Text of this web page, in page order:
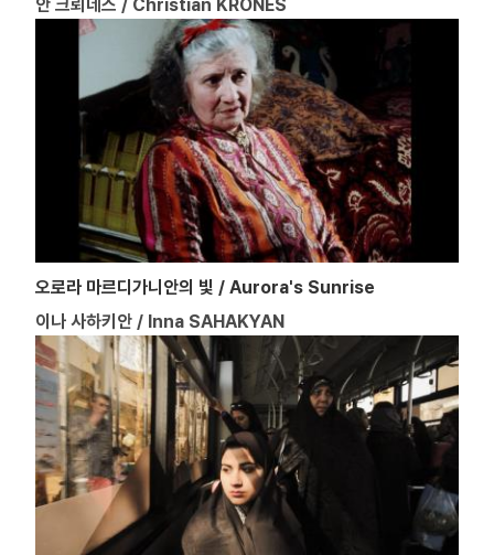
안 크뢰네스 / Christian KRÖNES
오로라 마르디가니안의 빛 / Aurora's Sunrise
이나 사하키안 / Inna SAHAKYAN